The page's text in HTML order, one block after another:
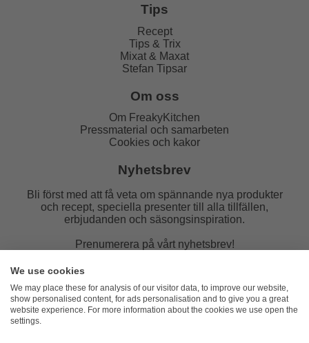
Tips
Recept
Tips & Trix
Mixat & Maxat
Stefan Tipsar
Om oss
Om FreakyKitchen
Pressmaterial och samarbeten
Cookies och kakor
Nyhetsbrev
Bli först med att få veta om spännande nya produkter
och recept, speciella presenter till alla tillfällen,
erbjudanden och säsongsinspiration.
Prenumerera på vårt nyhetsbrev!
E-post:
We use cookies
We may place these for analysis of our visitor data, to improve our website,
show personalised content, for ads personalisation and to give you a great
website experience. For more information about the cookies we use open the
settings.